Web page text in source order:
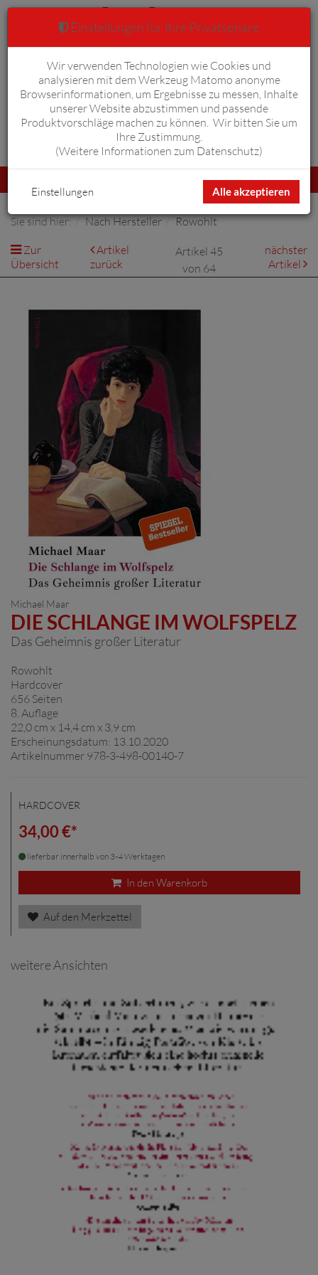
Anmelden Warenkorb 0
umschalten
Sie sind hier: Nach Hersteller
Rowohlt
Zur
Übersicht
Artikel
zurück
Artikel 45
von 64
nächster
Artikel
Michael Maar
DIE SCHLANGE IM WOLFSPELZ
Das Geheimnis großer Literatur
Rowohlt
Hardcover
656 Seiten
8. Auflage
22,0 cm x 14,4 cm x 3,9 cm
Erscheinungsdatum: 13.10.2020
Artikelnummer 978-3-498-00140-7
HARDCOVER
34,00 €*
lieferbar innerhalb von 3-4 Werktagen
In den Warenkorb
Auf den Merkzettel
weitere Ansichten
Einstellungen für Ihre Privatsphäre
Wir verwenden Technologien wie Cookies und
analysieren mit dem Werkzeug Matomo anonyme
Browserinformationen, um Ergebnisse zu messen, Inhalte
unserer Website abzustimmen und passende
Produktvorschläge machen zu können. Wir bitten Sie um
Ihre Zustimmung.
(Weitere Informationen zum Datenschutz)
Alle akzeptieren
Einstellungen